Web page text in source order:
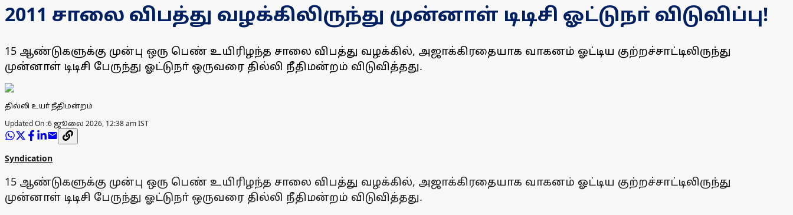
2011 சாலை விபத்து வழக்கிலிருந்து முன்னாள் டிடிசி ஓட்டுநா் விடுவிப்பு!
15 ஆண்டுகளுக்கு முன்பு ஒரு பெண் உயிரிழந்த சாலை விபத்து வழக்கில், அஜாக்கிரதையாக வாகனம் ஓட்டிய குற்றச்சாட்டிலிருந்து
முன்னாள் டிடிசி பேருந்து ஓட்டுநா் ஒருவரை தில்லி நீதிமன்றம் விடுவித்தது.
தில்லி உயா் நீதிமன்றம்
Updated On :6 ஜூலை 2026, 12:38 am IST
Syndication
15 ஆண்டுகளுக்கு முன்பு ஒரு பெண் உயிரிழந்த சாலை விபத்து வழக்கில், அஜாக்கிரதையாக வாகனம் ஓட்டிய குற்றச்சாட்டிலிருந்து
முன்னாள் டிடிசி பேருந்து ஓட்டுநா் ஒருவரை தில்லி நீதிமன்றம் விடுவித்தது.